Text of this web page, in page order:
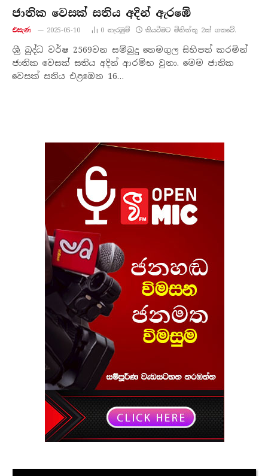
ජාතික වෙසක් සතිය අදින් ඇරඹේ
එසැණ 2025-05-10 0 නැරඹු​ම් කියවීමට මිනිත්තු 2ක් ගතවේ.
ශ්‍රී බුද්ධ වර්ෂ 2569වන සම්බුදු තෙමගුල සිහිපත් කරමින්
ජාතික වෙසක් සතිය අදින් ආරම්භ වුනා. මෙම ජාතික
වෙසක් සතිය එළඹෙන 16…